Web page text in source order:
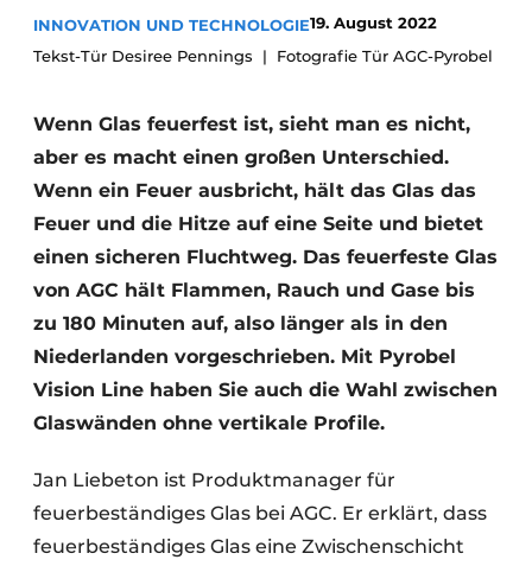
Podcasts
Datenschutz / Cookie-Erklärung
Ein Stellenangebot registrieren
Freie Stellen
Videos
Glas
INNOVATION UND TECHNOLOGIE19. August 2022
Tekst-Tür Desiree Pennings
Fotografie Tür AGC-Pyrobel
Wenn Glas feuerfest ist, sieht man es nicht,
aber es macht einen großen Unterschied.
Wenn ein Feuer ausbricht, hält das Glas das
Feuer und die Hitze auf eine Seite und bietet
einen sicheren Fluchtweg. Das feuerfeste Glas
von AGC hält Flammen, Rauch und Gase bis
zu 180 Minuten auf, also länger als in den
Niederlanden vorgeschrieben. Mit Pyrobel
Vision Line haben Sie auch die Wahl zwischen
Glaswänden ohne vertikale Profile.
Jan Liebeton ist Produktmanager für
feuerbeständiges Glas bei AGC. Er erklärt, dass
feuerbeständiges Glas eine Zwischenschicht